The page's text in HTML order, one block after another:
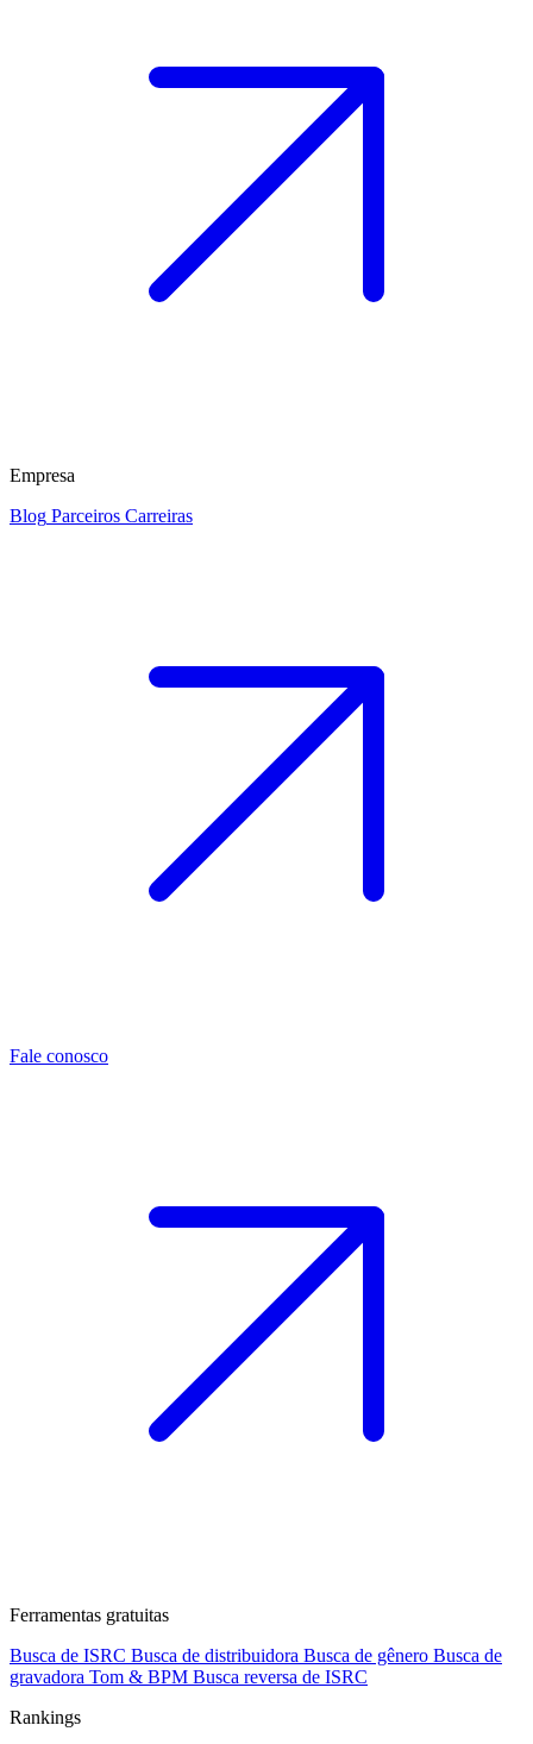
Empresa
Blog Parceiros Carreiras
Fale conosco
Ferramentas gratuitas
Busca de ISRC Busca de distribuidora Busca de gênero Busca de
gravadora Tom & BPM Busca reversa de ISRC
Rankings